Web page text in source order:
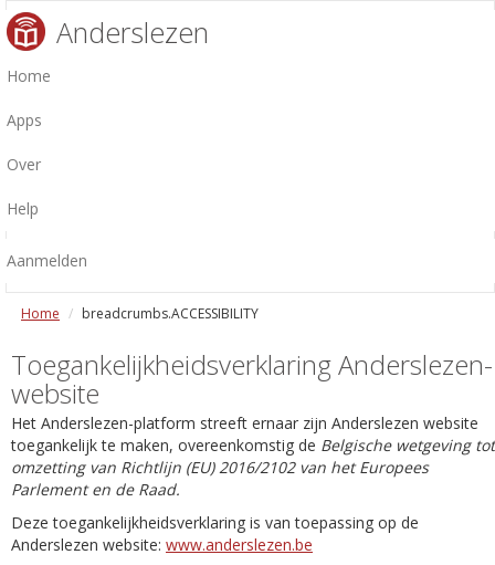
Anderslezen
Home
Apps
Over
Help
Aanmelden
Home breadcrumbs.ACCESSIBILITY
Toegankelijkheidsverklaring Anderslezen-
website
Het Anderslezen-platform streeft ernaar zijn Anderslezen website
toegankelijk te maken, overeenkomstig de Belgische wetgeving tot
omzetting van Richtlijn (EU) 2016/2102 van het Europees
Parlement en de Raad.
Deze toegankelijkheidsverklaring is van toepassing op de
Anderslezen website: www.anderslezen.be